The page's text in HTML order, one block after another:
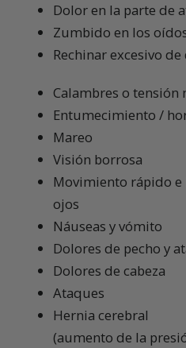
Dolor en la parte de
Zumbido en los
Rechinar excesivo
Calambres o tensión
Entumecimiento /
Mareo
Visión borrosa
Movimiento rápido
ojos
Náuseas y vómito
Dolores de pecho y
Dolores de cabeza
Ataques
Hernia cerebral
(aumento de la